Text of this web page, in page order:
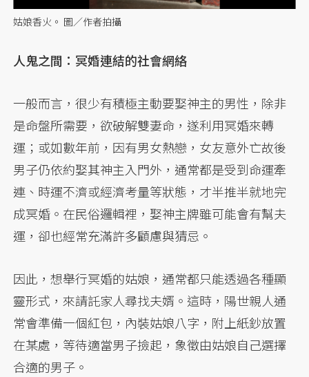
姑娘香火。 圖／作者拍攝
人鬼之間：冥婚連結的社會網絡
一般而言，很少有積極主動要娶神主的男性，除非
是命盤所需要，欲破解雙妻命，遂利用冥婚來轉
運；或如數年前，因有男女熱戀，女友意外亡故後
男子仍依約娶其神主入門外，通常都是受到命運牽
連、時運不濟或經濟考量等狀態，才半推半就地完
成冥婚。在民俗邏輯裡，娶神主牌雖可能會有幫夫
運，卻也經常充滿許多顧慮與猜忌。
因此，想舉行冥婚的姑娘，通常都只能透過各種顯
靈形式，來請託家人尋找夫婿。這時，陽世親人通
常會準備一個紅包，內裝姑娘八字，附上紙鈔放置
在某處，等待適當男子撿起，象徵由姑娘自己選擇
合適的男子。